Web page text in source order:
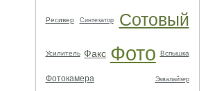
Ресивер Синтезатор Сотовый
Усилитель Факс Фото Вспышка
Фотокамера Эквалайзер